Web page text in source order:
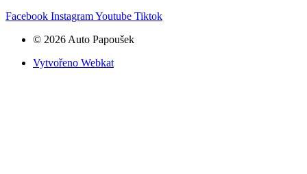
Facebook InstagramYoutube Tiktok
© 2026 Auto Papoušek
Vytvořeno Webkat